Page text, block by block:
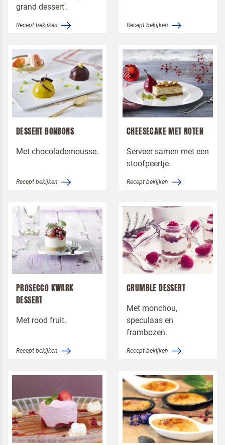
grand dessert'.
Recept bekijken Recept bekijken
DESSERT BONBONS
Met chocolademousse.
Recept bekijken
CHEESECAKE MET NOTEN
Serveer samen met een
stoofpeertje.
Recept bekijken
PROSECCO KWARK
DESSERT
Met rood fruit.
Recept bekijken
CRUMBLE DESSERT
Met monchou,
speculaas en
frambozen.
Recept bekijken